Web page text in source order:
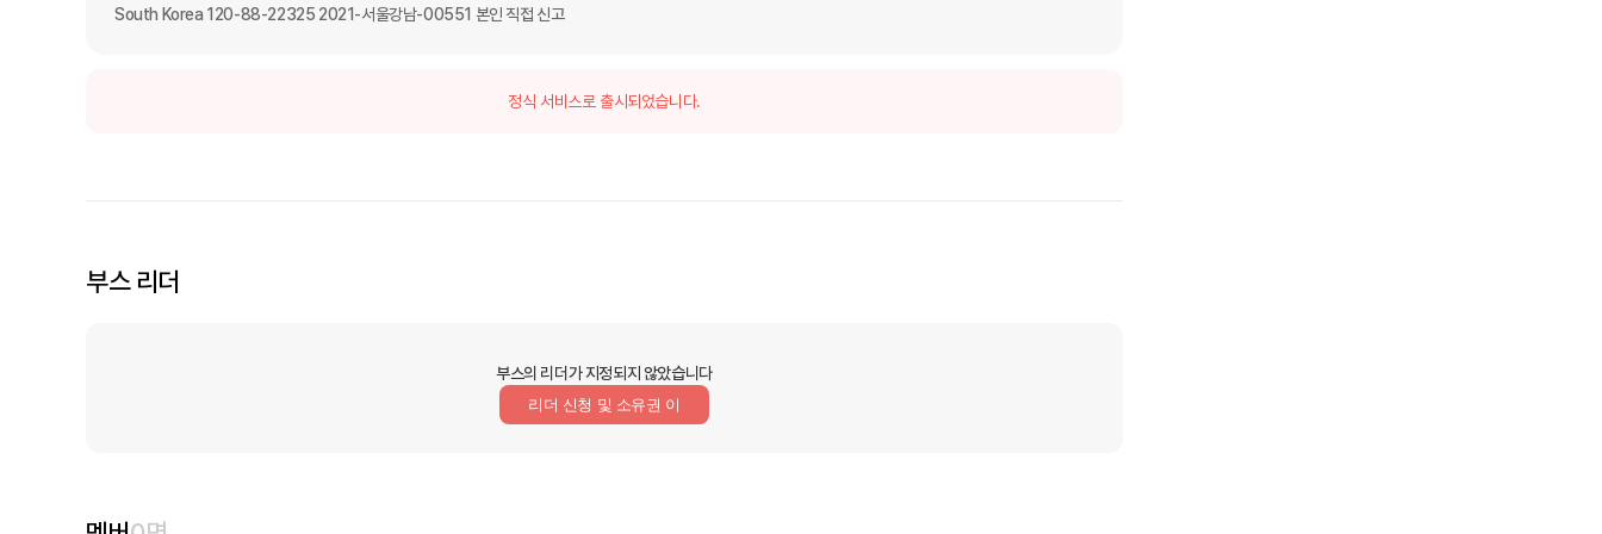
South Korea 120-88-22325 2021-서울강남-00551 본인 직접 신고
정식 서비스로 출시되었습니다.
부스 리더
부스의 리더가 지정되지 않았습니다
리더 신청 및 소유권 이